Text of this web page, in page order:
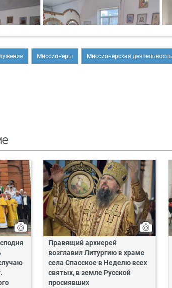
Миссионеры Миссионерская деятельность
Правящий архиерей
возглавил Литургию в храме
села Спасское в Неделю всех
святых, в земле Русской
просиявших